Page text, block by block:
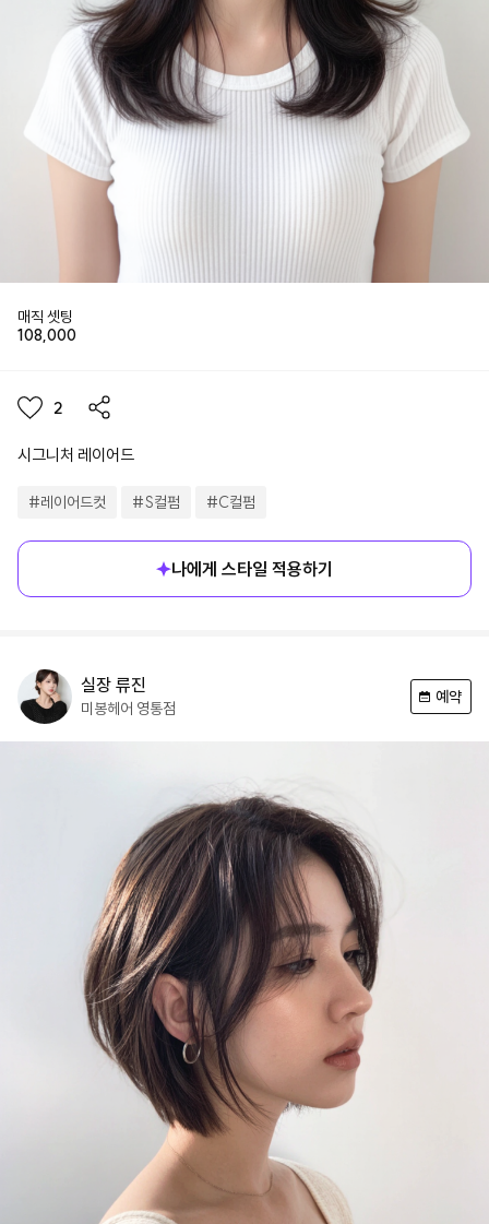
매직 셋팅
108,000
2
시그니처 레이어드
#레이어드컷 #S컬펌 #C컬펌
나에게 스타일 적용하기
실장 류진
미봉헤어 영통점
예약